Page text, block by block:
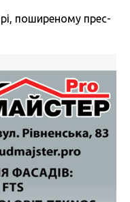
поширеному прес-